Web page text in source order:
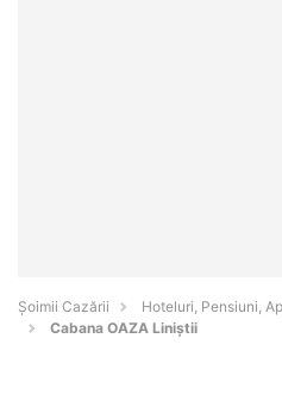
Șoimii Cazării
Hoteluri, Pensiuni,
Cabana OAZA Liniştii